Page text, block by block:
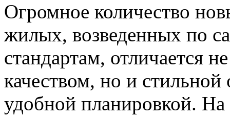
Огромное количество
жилых, возведенных по
стандартам, отличается
качеством, но и
удобной планировкой.